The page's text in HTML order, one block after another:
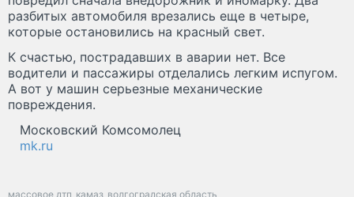
разбитых автомобиля врезались еще в четыре,
которые остановились на красный свет.
К счастью, пострадавших в аварии нет. Все
водители и пассажиры отделались легким испугом.
А вот у машин серьезные механические
повреждения.
Московский Комсомолец
mk.ru
массовое дтп камаз волгоградская область